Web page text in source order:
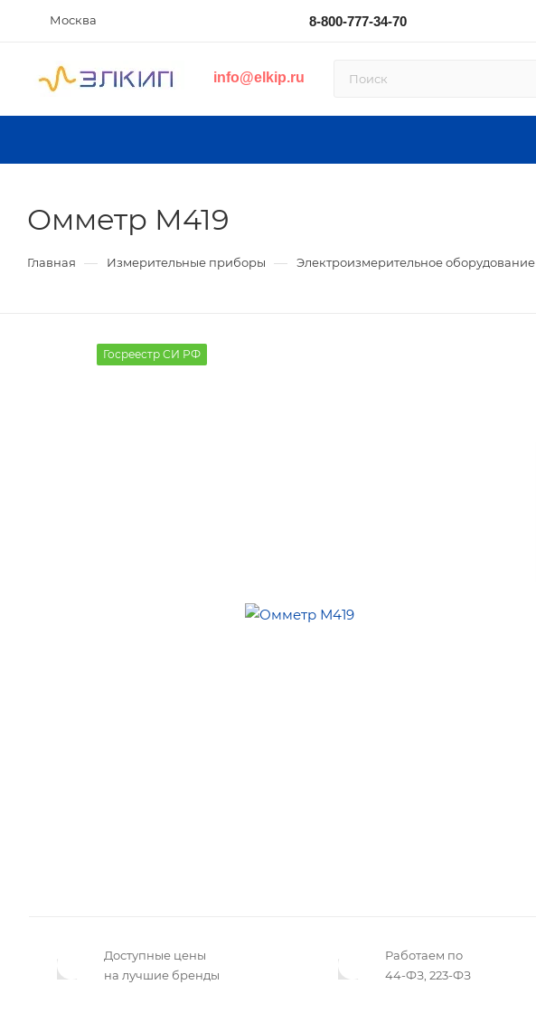
Москва 8-800-777-34-70
info@elkip.ru
Омметр М419
Главная — Измерительные приборы — Электроизмерительное оборудование
Госреестр СИ РФ
Доступные цены
на лучшие бренды
Работаем по
44-ФЗ, 223-ФЗ